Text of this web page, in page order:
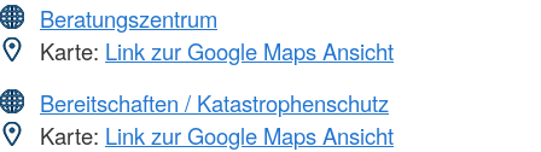
Beratungszentrum
Karte: Link zur Google Maps Ansicht
Bereitschaften / Katastrophenschutz
Karte: Link zur Google Maps Ansicht